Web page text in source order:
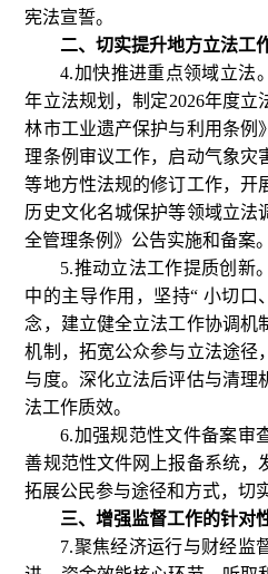
宪法宣誓。
二、切实提升地方立法工
4.加快推进重点领域立法
年立法规划，制定2026年度立
林市工业遗产保护与利用条例
理条例审议工作，启动气象灾
等地方性法规的修订工作，开
历史文化名城保护等领域立法
全管理条例》公告实施和备案。
5.推动立法工作提质创新
中的主导作用，坚持“ 小切口
念，建立健全立法工作协调机
机制，拓宽公众参与立法途径
与度。深化立法后评估与清理
法工作质效。
6.加强规范性文件备案审
善规范性文件网上报备系统，
拓展公民参与途径和方式，切
三、增强监督工作的针对
7.聚焦经济运行与财经监